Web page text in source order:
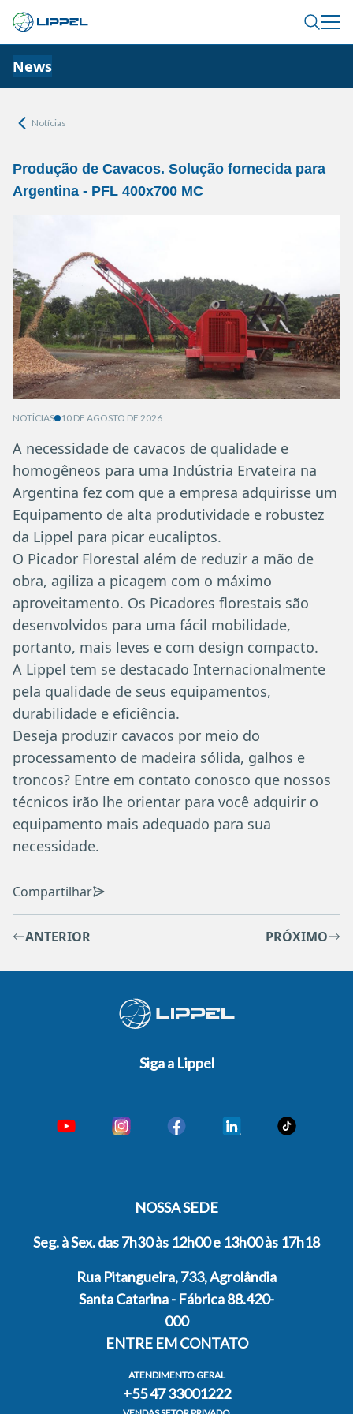
News
Notícias
Produção de Cavacos. Solução fornecida para
Argentina - PFL 400x700 MC
NOTÍCIAS 10 DE AGOSTO DE 2026
A necessidade de cavacos de qualidade e
homogêneos para uma Indústria Ervateira na
Argentina fez com que a empresa adquirisse um
Equipamento de alta produtividade e robustez
da Lippel para picar eucaliptos.
O Picador Florestal além de reduzir a mão de
obra, agiliza a picagem com o máximo
aproveitamento. Os Picadores florestais são
desenvolvidos para uma fácil mobilidade,
portanto, mais leves e com design compacto.
A Lippel tem se destacado Internacionalmente
pela qualidade de seus equipamentos,
durabilidade e eficiência.
Deseja produzir cavacos por meio do
processamento de madeira sólida, galhos e
troncos? Entre em contato conosco que nossos
técnicos irão lhe orientar para você adquirir o
equipamento mais adequado para sua
necessidade.
Compartilhar
ANTERIOR PRÓXIMO
Siga a Lippel
NOSSA SEDE
Seg. à Sex. das 7h30 às 12h00 e 13h00 às 17h18
Rua Pitangueira, 733, Agrolândia
Santa Catarina - Fábrica 88.420-
000
ENTRE EM CONTATO
ATENDIMENTO GERAL
+55 47 33001222